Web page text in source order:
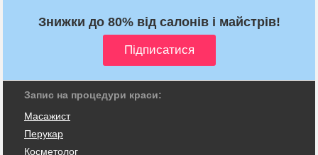
Знижки до 80% від салонів і майстрів!
Запис на процедури краси:
Масажист
Перукар
Косметолог